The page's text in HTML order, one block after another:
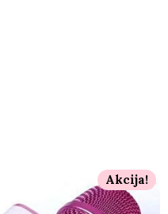
Akcija!